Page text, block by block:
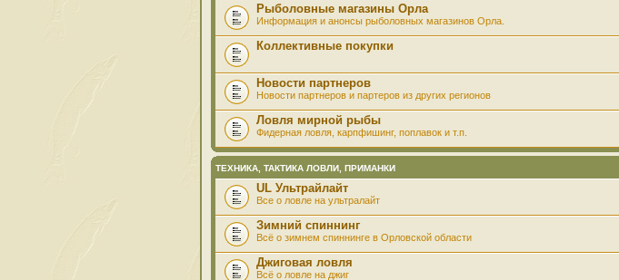
Рыболовные магазины Орла
Информация и анонсы рыболовных магазинов Орла.
Коллективные покупки
Новости партнеров
Новости партнеров и партеров из других регионов
Ловля мирной рыбы
Фидерная ловля, карпфишинг, поплавок и т.п.
ТЕХНИКА, ТАКТИКА ЛОВЛИ, ПРИМАНКИ
UL Ультрайлайт
Все о ловле на ультралайт
Зимний спиннинг
Всё о зимнем спиннинге в Орловской области
Джиговая ловля
Всё о ловле на джиг